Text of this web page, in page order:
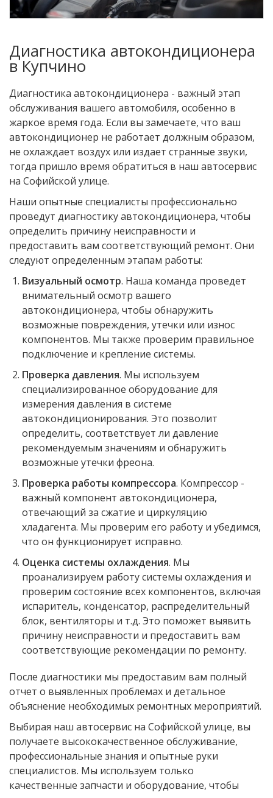
Диагностика автокондиционера
в Купчино
Диагностика автокондиционера - важный этап
обслуживания вашего автомобиля, особенно в
жаркое время года. Если вы замечаете, что ваш
автокондиционер не работает должным образом,
не охлаждает воздух или издает странные звуки,
тогда пришло время обратиться в наш автосервис
на Софийской улице.
Наши опытные специалисты профессионально
проведут диагностику автокондиционера, чтобы
определить причину неисправности и
предоставить вам соответствующий ремонт. Они
следуют определенным этапам работы:
Визуальный осмотр. Наша команда проведет
внимательный осмотр вашего
автокондиционера, чтобы обнаружить
возможные повреждения, утечки или износ
компонентов. Мы также проверим правильное
подключение и крепление системы.
Проверка давления. Мы используем
специализированное оборудование для
измерения давления в системе
автокондиционирования. Это позволит
определить, соответствует ли давление
рекомендуемым значениям и обнаружить
возможные утечки фреона.
Проверка работы компрессора. Компрессор -
важный компонент автокондиционера,
отвечающий за сжатие и циркуляцию
хладагента. Мы проверим его работу и убедимся,
что он функционирует исправно.
Оценка системы охлаждения. Мы
проанализируем работу системы охлаждения и
проверим состояние всех компонентов, включая
испаритель, конденсатор, распределительный
блок, вентиляторы и т.д. Это поможет выявить
причину неисправности и предоставить вам
соответствующие рекомендации по ремонту.
После диагностики мы предоставим вам полный
отчет о выявленных проблемах и детальное
объяснение необходимых ремонтных мероприятий.
Выбирая наш автосервис на Софийской улице, вы
получаете высококачественное обслуживание,
профессиональные знания и опытные руки
специалистов. Мы используем только
качественные запчасти и оборудование, чтобы